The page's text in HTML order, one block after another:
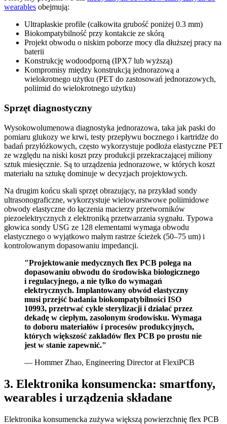
wearables obejmują:
Ultrapłaskie profile (całkowita grubość poniżej 0.3 mm)
Biokompatybilność przy kontakcie ze skórą
Projekt obwodu o niskim poborze mocy dla dłuższej pracy na
baterii
Konstrukcję wodoodporną (IPX7 lub wyższą)
Kompromisy między konstrukcją jednorazową a
wielokrotnego użytku (PET do zastosowań jednorazowych,
poliimid do wielokrotnego użytku)
Sprzęt diagnostyczny
Wysokowolumenowa diagnostyka jednorazowa, taka jak paski do
pomiaru glukozy we krwi, testy przepływu bocznego i kartridże do
badań przyłóżkowych, często wykorzystuje podłoża elastyczne PET
ze względu na niski koszt przy produkcji przekraczającej miliony
sztuk miesięcznie. Są to urządzenia jednorazowe, w których koszt
materiału na sztukę dominuje w decyzjach projektowych.
Na drugim końcu skali sprzęt obrazujący, na przykład sondy
ultrasonograficzne, wykorzystuje wielowarstwowe poliimidowe
obwody elastyczne do łączenia macierzy przetworników
piezoelektrycznych z elektroniką przetwarzania sygnału. Typowa
głowica sondy USG ze 128 elementami wymaga obwodu
elastycznego o wyjątkowo małym rastrze ścieżek (50–75 um) i
kontrolowanym dopasowaniu impedancji.
"Projektowanie medycznych flex PCB polega na
dopasowaniu obwodu do środowiska biologicznego
i regulacyjnego, a nie tylko do wymagań
elektrycznych. Implantowany obwód elastyczny
musi przejść badania biokompatybilności ISO
10993, przetrwać cykle sterylizacji i działać przez
dekadę w ciepłym, zasolonym środowisku. Wymaga
to doboru materiałów i procesów produkcyjnych,
których większość zakładów flex PCB po prostu nie
jest w stanie zapewnić."
— Hommer Zhao, Engineering Director at FlexiPCB
3. Elektronika konsumencka: smartfony,
wearables i urządzenia składane
Elektronika konsumencka zużywa większą powierzchnię flex PCB